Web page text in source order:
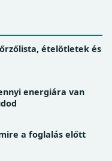
ételötletek és
energiára van
a foglalás előtt